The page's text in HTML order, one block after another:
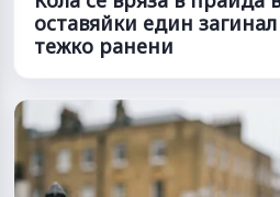
оставяйки един
тежко ранени